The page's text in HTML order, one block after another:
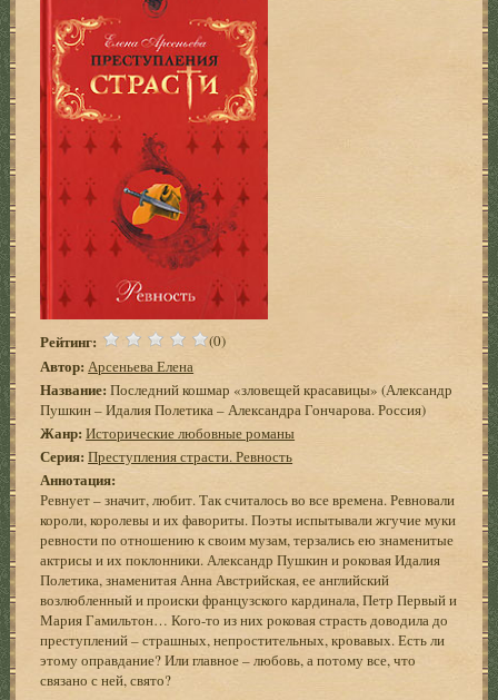
Рейтинг: (0)
Автор: Арсеньева Елена
Название: Последний кошмар «зловещей красавицы» (Александр
Пушкин – Идалия Полетика – Александра Гончарова. Россия)
Жанр: Исторические любовные романы
Серия: Преступления страсти. Ревность
Аннотация:
Ревнует – значит, любит. Так считалось во все времена. Ревновали
короли, королевы и их фавориты. Поэты испытывали жгучие муки
ревности по отношению к своим музам, терзались ею знаменитые
актрисы и их поклонники. Александр Пушкин и роковая Идалия
Полетика, знаменитая Анна Австрийская, ее английский
возлюбленный и происки французского кардинала, Петр Первый и
Мария Гамильтон… Кого-то из них роковая страсть доводила до
преступлений – страшных, непростительных, кровавых. Есть ли
этому оправдание? Или главное – любовь, а потому все, что
связано с ней, свято?